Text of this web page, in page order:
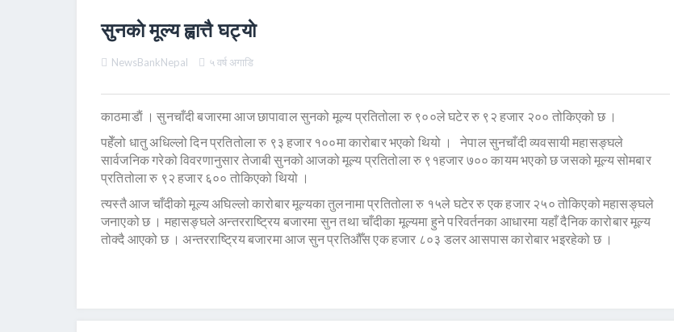
सुनकाे मूल्य ह्वात्तै घट्याे
NewsBankNepal ५ वर्ष अगाडि
काठमाडाैं । सुनचाँदी बजारमा आज छापावाल सुनको मूल्य प्रतितोला रु ९००ले घटेर रु ९२ हजार २०० तोकिएको छ ।
पहेँलो धातु अधिल्लो दिन प्रतितोला रु ९३ हजार १००मा कारोबार भएको थियो । नेपाल सुनचाँदी व्यवसायी महासङ्घले
सार्वजनिक गरेको विवरणानुसार तेजाबी सुनको आजको मूल्य प्रतितोला रु ९१हजार ७०० कायम भएको छ जसको मूल्य सोमबार
प्रतितोला रु ९२ हजार ६०० तोकिएको थियो ।
त्यस्तै आज चाँदीको मूल्य अघिल्लो कारोबार मूल्यका तुलनामा प्रतितोला रु १५ले घटेर रु एक हजार २५० तोकिएको महासङ्घले
जनाएको छ । महासङ्घले अन्तरराष्ट्रिय बजारमा सुन तथा चाँदीका मूल्यमा हुने परिवर्तनका आधारमा यहाँ दैनिक कारोबार मूल्य
तोक्दै आएको छ । अन्तरराष्ट्रिय बजारमा आज सुन प्रतिऔँस एक हजार ८०३ डलर आसपास कारोबार भइरहेको छ ।